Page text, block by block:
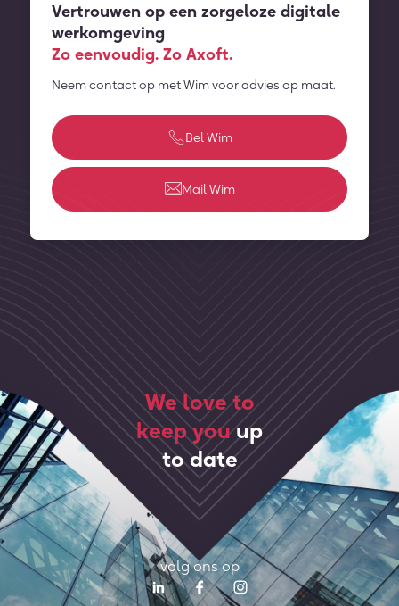
Vertrouwen op een zorgeloze digitale
werkomgeving
Zo eenvoudig. Zo Axoft.
Neem contact op met Wim voor advies op maat.
Bel Wim
Mail Wim
We love to
keep youup
to date
volg ons op